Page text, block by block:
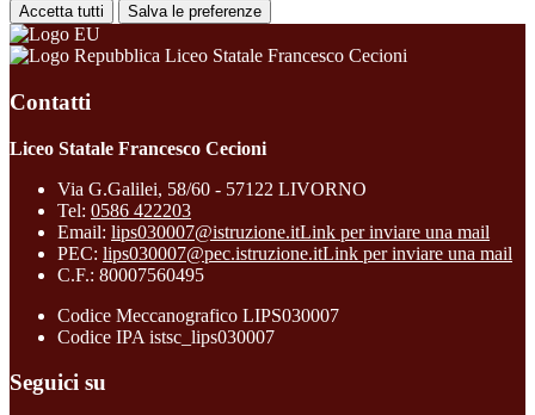
Accetta tutti Salva le preferenze
Liceo Statale Francesco Cecioni
Contatti
Liceo Statale Francesco Cecioni
Via G.Galilei, 58/60 - 57122 LIVORNO
Tel: 0586 422203
Email: lips030007@istruzione.itLink per inviare una mail
PEC: lips030007@pec.istruzione.itLink per inviare una mail
C.F.: 80007560495
Codice Meccanografico LIPS030007
Codice IPA istsc_lips030007
Seguici su